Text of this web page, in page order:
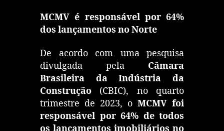
MCMV é responsável por 64%
dos lançamentos no Norte
De acordo com uma pesquisa
divulgada pela Câmara
Brasileira da Indústria da
Construção (CBIC), no quarto
trimestre de 2023, o MCMV foi
responsável por 64% de todos